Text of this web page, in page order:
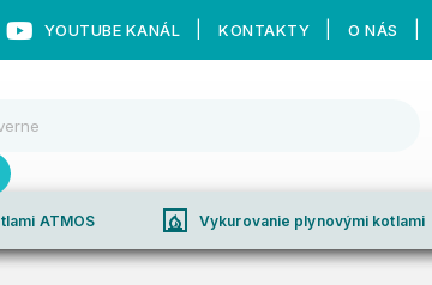
YOUTUBE KANÁL KONTAKTY O NÁS
ATMOS fireplace Vykurovanie plynovými kotlami